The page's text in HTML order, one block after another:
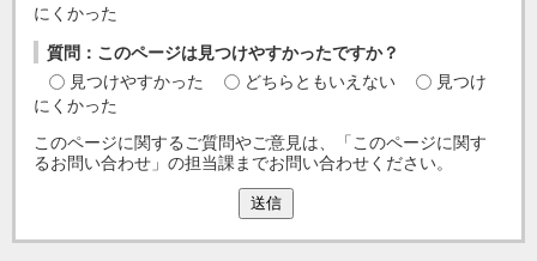
にくかった
質問：このページは見つけやすかったですか？
見つけやすかった
どちらともいえない
見つけ
にくかった
このページに関するご質問やご意見は、「このページに関す
るお問い合わせ」の担当課までお問い合わせください。
送信